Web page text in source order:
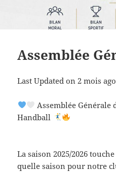
Assemblée
Last Updated on 2 mois
Assemblée Générale
Handball
La saison 2025/2026
quelle saison pour notre